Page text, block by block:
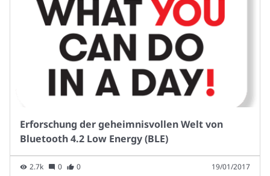
Erforschung der geheimnisvollen Welt von
Bluetooth 4.2 Low Energy (BLE)
2.7k 0 0 19/01/2017